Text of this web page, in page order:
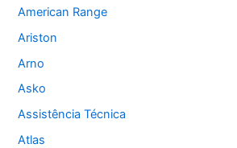
American Range
Ariston
Arno
Asko
Assistência Técnica
Atlas